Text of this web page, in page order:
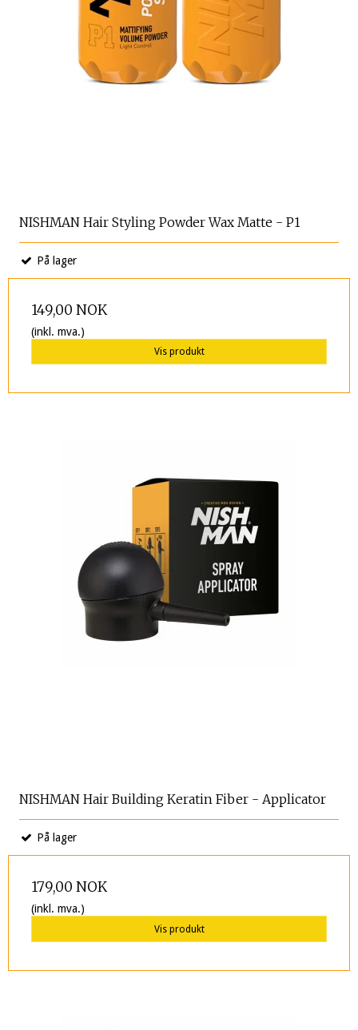
NISHMAN Hair Styling Powder Wax Matte - P1
På lager
149,00 NOK
(inkl. mva.)
Vis produkt
NISHMAN Hair Building Keratin Fiber - Applicator
På lager
179,00 NOK
(inkl. mva.)
Vis produkt